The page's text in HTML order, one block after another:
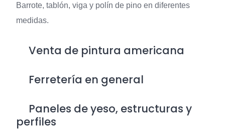
Barrote, tablón, viga y polín de pino en diferentes
medidas.
Venta de pintura americana
Ferretería en general
Paneles de yeso, estructuras y
perfiles